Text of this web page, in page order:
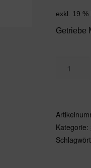
exkl. 19 %
Getriebe
M32
5700396,
5700481,
Kategorie: